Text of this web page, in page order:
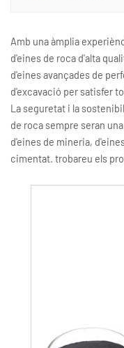
Amb una àmplia
d'eines de roca d'alta
d'eines avançades de
d'excavació per satisfer
La seguretat i la
de roca sempre seran
d'eines de mineria,
cimentat. trobareu els